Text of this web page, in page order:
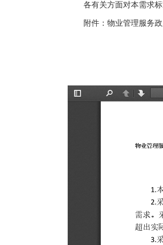
各有关方面对本需求标准
附件：物业管理服务政